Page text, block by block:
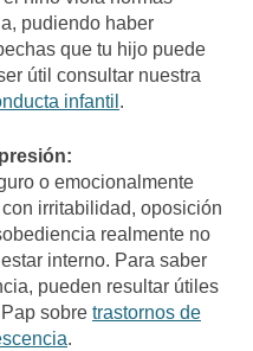
pudiendo haber
que tu hijo puede
útil consultar nuestra
infantil.
o emocionalmente
irritabilidad, oposición
realmente no
interno. Para saber
pueden resultar útiles
sobre trastornos de
.